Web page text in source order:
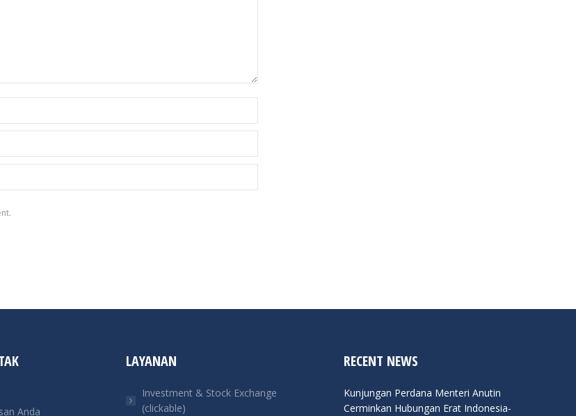
Anda
LAYANAN
Investment & Stock Exchange
(clickable)
RECENT NEWS
Kunjungan Perdana Menteri Anutin
Cerminkan Hubungan Erat Indonesia-